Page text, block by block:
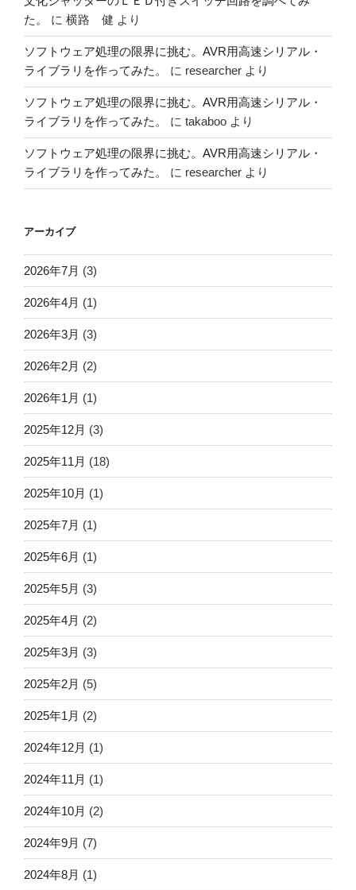
た。
に 横路 健 より
ソフトウェア処理の限界に挑む。AVR用高速シリアル・
ライブラリを作ってみた。
に researcher より
ソフトウェア処理の限界に挑む。AVR用高速シリアル・
ライブラリを作ってみた。
に takaboo より
ソフトウェア処理の限界に挑む。AVR用高速シリアル・
ライブラリを作ってみた。
に researcher より
アーカイブ
2026年7月 (3)
2026年4月 (1)
2026年3月 (3)
2026年2月 (2)
2026年1月 (1)
2025年12月 (3)
2025年11月 (18)
2025年10月 (1)
2025年7月 (1)
2025年6月 (1)
2025年5月 (3)
2025年4月 (2)
2025年3月 (3)
2025年2月 (5)
2025年1月 (2)
2024年12月 (1)
2024年11月 (1)
2024年10月 (2)
2024年9月 (7)
2024年8月 (1)